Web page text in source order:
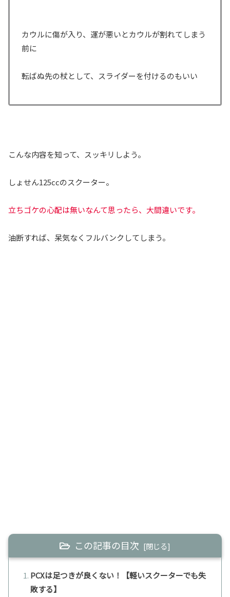
カウルに傷が入り、運が悪いとカウルが割れてしまう
前に
転ばぬ先の杖として、スライダーを付けるのもいい
こんな内容を知って、スッキリしよう。
しょせん125ccのスクーター。
立ちゴケの心配は無いなんて思ったら、大間違いです。
油断すれば、呆気なくフルバンクしてしまう。
この記事の目次
PCXは足つきが良くない！【軽いスクーターでも失
敗する】